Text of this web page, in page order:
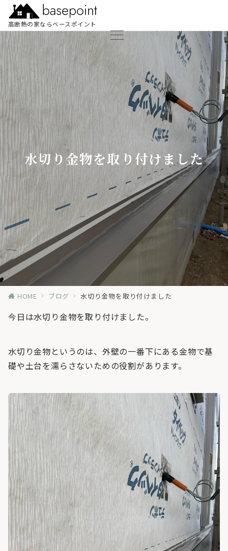
高断熱の家ならベースポイント
水切り金物を取り付けました
HOME ブログ 水切り金物を取り付けました
今日は水切り金物を取り付けました。
水切り金物というのは、外壁の一番下にある金物で基
礎や土台を濡らさないための役割があります。